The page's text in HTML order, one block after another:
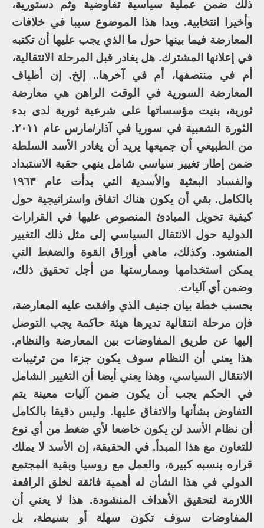
ذلك ضمن عملية سياسية تفاوضية وثم دستورية،
وأخيرا انتخابية. وبدا هذا الموضوع سببا في خلافات
المعارضة فيما بينها حول ما الذي يجب عليها أن تكتبه
في إعلانها المشترك. هل يغادر قبل المرحلة الانتقالية،
أم في منتصفها، أم في آخرها.. إلخ. إن أطياف
المعارضة السورية في الوقت الراهن هي معارضة
ثورية، بنيت مؤسساتها على شرعية ثورية لدى بدء
الثورة الشعبية في سوريا في آذار/مارس عام ٢٠١١.
من الطبيعي أن جميعها يريد أن يغادر الأسد السلطة
ضمن إطار تغيير سياسي شامل ينهي حقبة الاستبداد
والفساد البعثية والأسدية التي بدأت عام ١٩٦٣
بالكامل. بقي أن يكون هناك اتفاق واستراتيجية حول
كيفية تحويل المبادئ المنصوص عليها في القرارات
الدولية حول الانتقال السياسي إلى مثل ذلك التغيير
المنشود. وكذلك، ماهي أوراق القوة والضغط التي
يمكن استخدامها وممارستها من أجل تحقيق ذلك،
وضمن أي آليات.
بحسب خطة بيان جنيف الذي وافقت عليه المعارضة،
فإن مرحلة انتقالية تديرها هيئة حاكمة يجب التوصل
إليها عن طريق المفاوضات بين المعارضة والنظام.
هذا يعني أن النظام سوف يكون جزءا من ترتيبات
الانتقال السياسي، وهذا يعني أيضا أن التغيير الشامل
في الحكم يجب أن يكون ضمن آليات معينة يتم
التفاوض بشأنها والاتفاق عليها. وليس دقيقا بالكامل
أن نظام الأسد لن يكون خاضعا لأي ضغط من أي نوع
للتعاون مع هذا المبدأ. في الحقيقة، إن الأسد لا يملك
قراره بنسبه كبيرة، والعمل مع روسيا وبقية المجتمع
الدولي في هذا الشأن له أهمية فائقة لخلق الرافعة
اللازمة لتحقيق الأهداف المنشودة. هذا لا يعني أن
المفاوضات سوف تكون سهلة أو بسيطة، بل